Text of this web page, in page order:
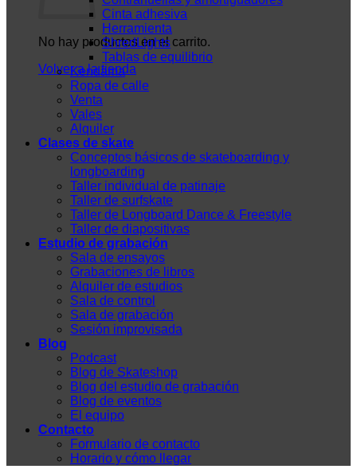
No hay productos en el carrito.
Volver a la tienda
Cinta adhesiva
Herramienta
ShredLights
Tablas de equilibrio
Kendama
Ropa de calle
Venta
Vales
Alquiler
Clases de skate
Conceptos básicos de skateboarding y
longboarding
Taller individual de patinaje
Taller de surfskate
Taller de Longboard Dance & Freestyle
Taller de diapositivas
Estudio de grabación
Sala de ensayos
Grabaciones de libros
Alquiler de estudios
Sala de control
Sala de grabación
Sesión improvisada
Blog
Podcast
Blog de Skateshop
Blog del estudio de grabación
Blog de eventos
El equipo
Contacto
Formulario de contacto
Horario y cómo llegar